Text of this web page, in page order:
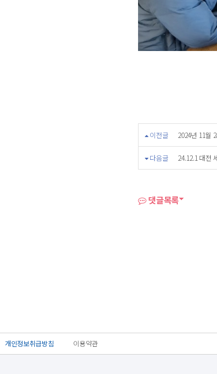
이전글 2024년 11월
다음글 24.12.1 대전
댓글목록
개인정보취급방침 이용약관